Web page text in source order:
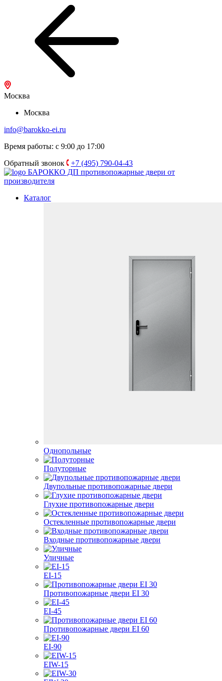
Москва
Москва
info@barokko-ei.ru
Время работы: с 9:00 до 17:00
Обратный звонок
+7 (495) 790-04-43
БАРОККО ДП противопожарные двери от
производителя
Каталог
Однопольные
Полуторные
Двупольные противопожарные двери
Глухие противопожарные двери
Остекленные противопожарные двери
Входные противопожарные двери
Уличные
EI-15
Противопожарные двери EI 30
EI-45
Противопожарные двери EI 60
EI-90
EIW-15